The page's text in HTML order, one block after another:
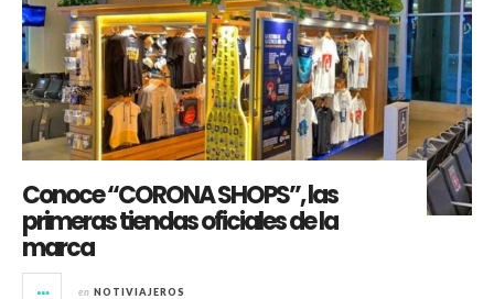
Conoce “CORONA SHOPS”, las
primeras tiendas oficiales de la
marca
en NOTIVIAJEROS